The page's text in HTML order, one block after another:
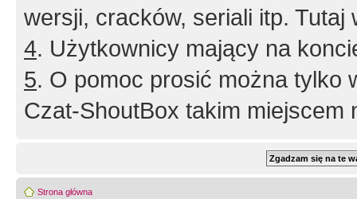
wersji, cracków, seriali itp. Tutaj
4. Użytkownicy mający na
5. O pomoc prosić można tylko
Czat-ShoutBox takim miejscem
Strona główna